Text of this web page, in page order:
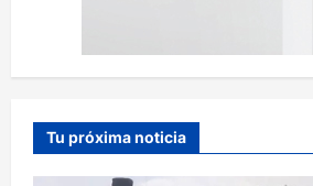
Tu próxima noticia